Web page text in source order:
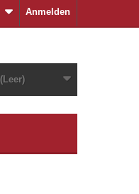
Anmelden
(Leer)